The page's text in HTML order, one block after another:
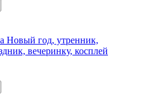
Новый год, утренник,
вечеринку, косплей